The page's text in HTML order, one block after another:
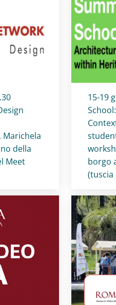
della
Meet
Titolo
15-19
borgo
(tuscia